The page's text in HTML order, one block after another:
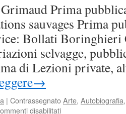
Prima
sauvages Prima
Bollati
selvagge,
di Lezioni private,
→
| ContrassegnatoArte, Autobiografia
disabilitatisu